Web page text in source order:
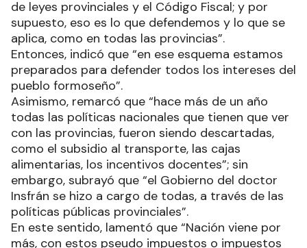
de leyes provinciales y el Código Fiscal; y por
supuesto, eso es lo que defendemos y lo que se
aplica, como en todas las provincias”.
Entonces, indicó que “en ese esquema estamos
preparados para defender todos los intereses del
pueblo formoseño”.
Asimismo, remarcó que “hace más de un año
todas las políticas nacionales que tienen que ver
con las provincias, fueron siendo descartadas,
como el subsidio al transporte, las cajas
alimentarias, los incentivos docentes”; sin
embargo, subrayó que “el Gobierno del doctor
Insfrán se hizo a cargo de todas, a través de las
políticas públicas provinciales”.
En este sentido, lamentó que “Nación viene por
más, con estos pseudo impuestos o impuestos